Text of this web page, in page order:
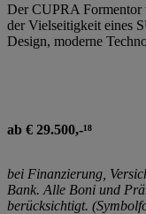
Der CUPRA Formentor
der Vielseitigkeit eines
Design, moderne
ab € 29.500,-¹⁸
bei Finanzierung,
Bank. Alle Boni und
berücksichtigt.